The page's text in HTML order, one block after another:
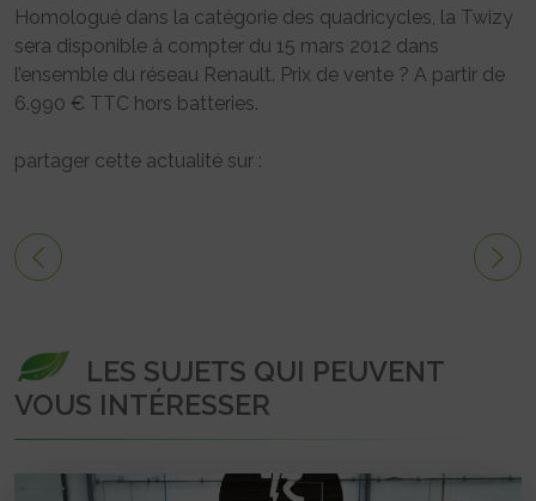
Homologué dans la catégorie des quadricycles, la Twizy
sera disponible à compter du 15 mars 2012 dans
l’ensemble du réseau Renault. Prix de vente ? A partir de
6.990 € TTC hors batteries.
partager cette actualité sur :
LES SUJETS QUI PEUVENT
VOUS INTÉRESSER